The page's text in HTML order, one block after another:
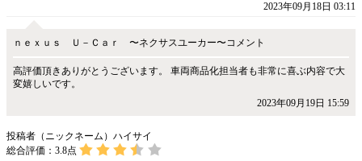
2023年09月18日 03:11
ｎｅｘｕｓ Ｕ－Ｃａｒ 〜ネクサスユーカー〜コメント
高評価頂きありがとうございます。 車両商品化担当者も非常に喜ぶ内容で大
変嬉しいです。
2023年09月19日 15:59
投稿者（ニックネーム）ハイサイ
総合評価： 3.8点